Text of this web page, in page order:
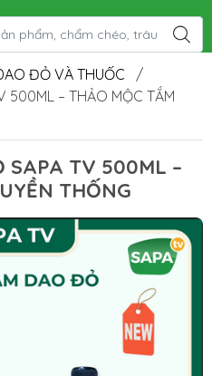
ĐỎ VÀ THUỐC
/
500ML – THẢO MỘC TẮM
SAPA TV 500ML –
THỐNG